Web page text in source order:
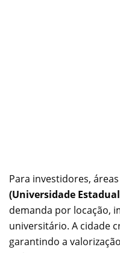
Para investidores,
(Universidade
demanda por locação,
universitário. A cidade
garantindo a